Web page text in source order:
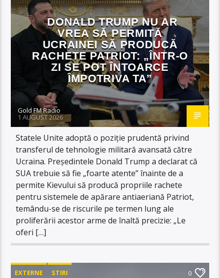
DONALD TRUMP NU AR
VREA SĂ PERMITĂ
UCRAINEI SĂ PRODUCĂ
RACHETE PATRIOT: „ÎNTR-O
ZI SE POT ÎNTOARCE
ÎMPOTRIVA TA”
Gold FM Radio
1 AUGUST 2026
Statele Unite adoptă o poziție prudentă privind
transferul de tehnologie militară avansată către
Ucraina. Președintele Donald Trump a declarat că
SUA trebuie să fie „foarte atente” înainte de a
permite Kievului să producă propriile rachete
pentru sistemele de apărare antiaeriană Patriot,
temându-se de riscurile pe termen lung ale
proliferării acestor arme de înaltă precizie: „Le
oferi […]
EXTERNE STIRI 0